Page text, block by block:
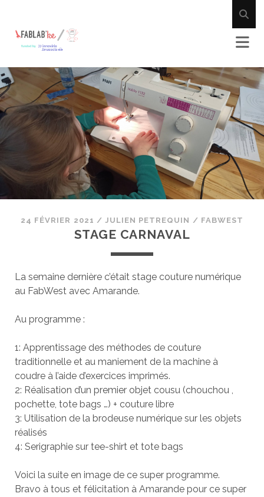
24 FÉVRIER 2021 / JULIEN PETREQUIN / FABWEST
STAGE CARNAVAL
La semaine dernière c’était stage couture numérique
au FabWest avec Amarande.
Au programme :
1: Apprentissage des méthodes de couture
traditionnelle et au maniement de la machine à
coudre à l’aide d’exercices imprimés.
2: Réalisation d’un premier objet cousu (chouchou ,
pochette, tote bags …) + couture libre
3: Utilisation de la brodeuse numérique sur les objets
réalisés
4: Serigraphie sur tee-shirt et tote bags
Voici la suite en image de ce super programme.
Bravo à tous et félicitation à Amarande pour ce super